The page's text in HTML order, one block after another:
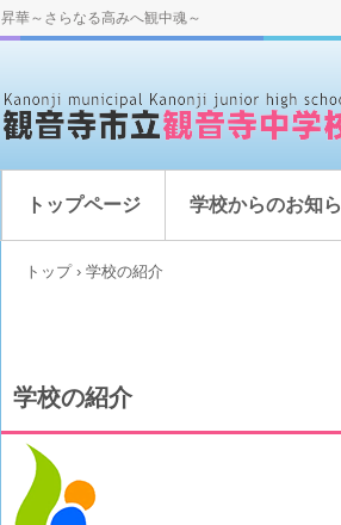
昇華～さらなる高みへ観中魂～
トップページ 学校からのお知
トップ › 学校の紹介
学校の紹介